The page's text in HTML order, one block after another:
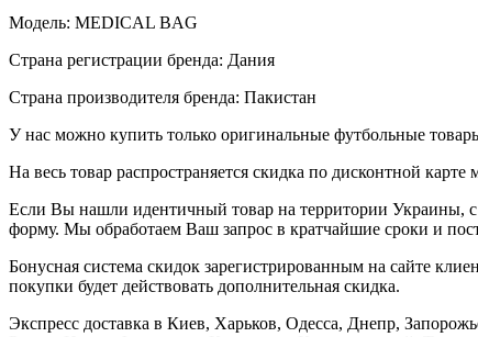
Модель: MEDICAL BAG
Страна регистрации бренда: Дания
Страна производителя бренда: Пакистан
У нас можно купить только оригинальные футбольные
На весь товар распространяется скидка по дисконтной
Если Вы нашли идентичный товар на территории Украины,
форму. Мы обработаем Ваш запрос в кратчайшие сроки и
Бонусная система скидок зарегистрированным на сайте
покупки будет действовать дополнительная скидка.
Экспресс доставка в Киев, Харьков, Одесса, Днепр,